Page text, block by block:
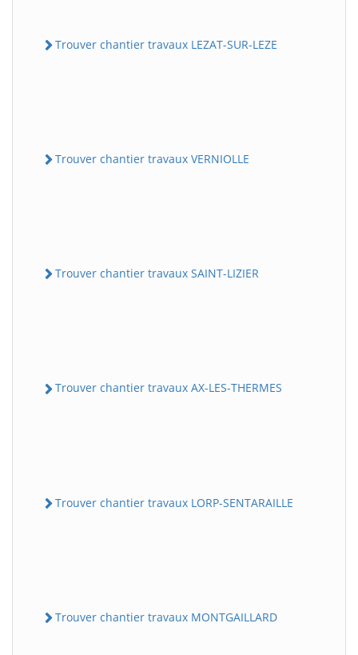
Trouver chantier travaux LEZAT-SUR-LEZE
Trouver chantier travaux VERNIOLLE
Trouver chantier travaux SAINT-LIZIER
Trouver chantier travaux AX-LES-THERMES
Trouver chantier travaux LORP-SENTARAILLE
Trouver chantier travaux MONTGAILLARD